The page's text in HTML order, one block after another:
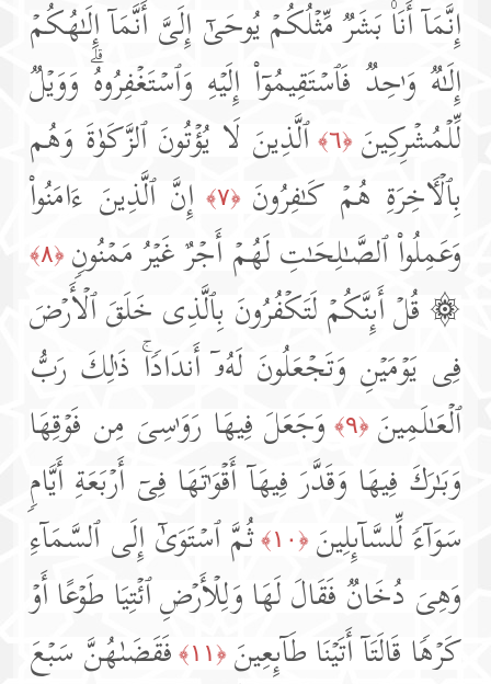
إِنَّمَاۤ أَنَا۠ بَشَرࣱ مِّثۡلُكُمۡ یُوحَىٰۤ إِلَیَّ أَنَّمَاۤ إِلَـٰهُكُمۡ
إِلَـٰهࣱ وَ ٰ⁠حِدࣱ فَٱسۡتَقِیمُوۤا۟ إِلَیۡهِ وَٱسۡتَغۡفِرُوهُۗ وَوَیۡلࣱ
لِّلۡمُشۡرِكِینَ ﴿٦﴾
ٱلَّذِینَ لَا یُؤۡتُونَ ٱلزَّكَوٰةَ وَهُم
بِٱلۡـَٔاخِرَةِ هُمۡ كَـٰفِرُونَ ﴿٧﴾
إِنَّ ٱلَّذِینَ ءَامَنُوا۟
وَعَمِلُوا۟ ٱلصَّـٰلِحَـٰتِ لَهُمۡ أَجۡرٌ غَیۡرُ مَمۡنُونࣲ ﴿٨﴾
۞ قُلۡ أَىِٕنَّكُمۡ لَتَكۡفُرُونَ بِٱلَّذِی خَلَقَ ٱلۡأَرۡضَ
فِی یَوۡمَیۡنِ وَتَجۡعَلُونَ لَهُۥۤ أَندَادࣰاۚ ذَ ٰ⁠لِكَ رَبُّ
ٱلۡعَـٰلَمِینَ ﴿٩﴾
وَجَعَلَ فِیهَا رَوَ ٰ⁠سِیَ مِن فَوۡقِهَا
وَبَـٰرَكَ فِیهَا وَقَدَّرَ فِیهَاۤ أَقۡوَ ٰ⁠تَهَا فِیۤ أَرۡبَعَةِ أَیَّامࣲ
سَوَاۤءࣰ لِّلسَّاۤىِٕلِینَ ﴿١٠﴾
ثُمَّ ٱسۡتَوَىٰۤ إِلَى ٱلسَّمَاۤءِ
وَهِیَ دُخَانࣱ فَقَالَ لَهَا وَلِلۡأَرۡضِ ٱئۡتِیَا طَوۡعًا أَوۡ
كَرۡهࣰا قَالَتَاۤ أَتَیۡنَا طَاۤىِٕعِینَ ﴿١١﴾
فَقَضَىٰهُنَّ سَبۡعَ